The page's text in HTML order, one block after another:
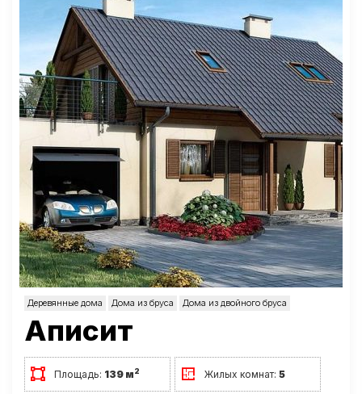
Деревянные дома Дома из бруса Дома из двойного бруса
Аписит
Площадь: 139 м2 Жилых комнат:5